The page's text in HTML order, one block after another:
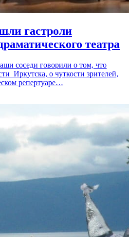
гастроли
театра
соседи говорили о том, что
Иркутска, о чуткости зрителей,
репертуаре…